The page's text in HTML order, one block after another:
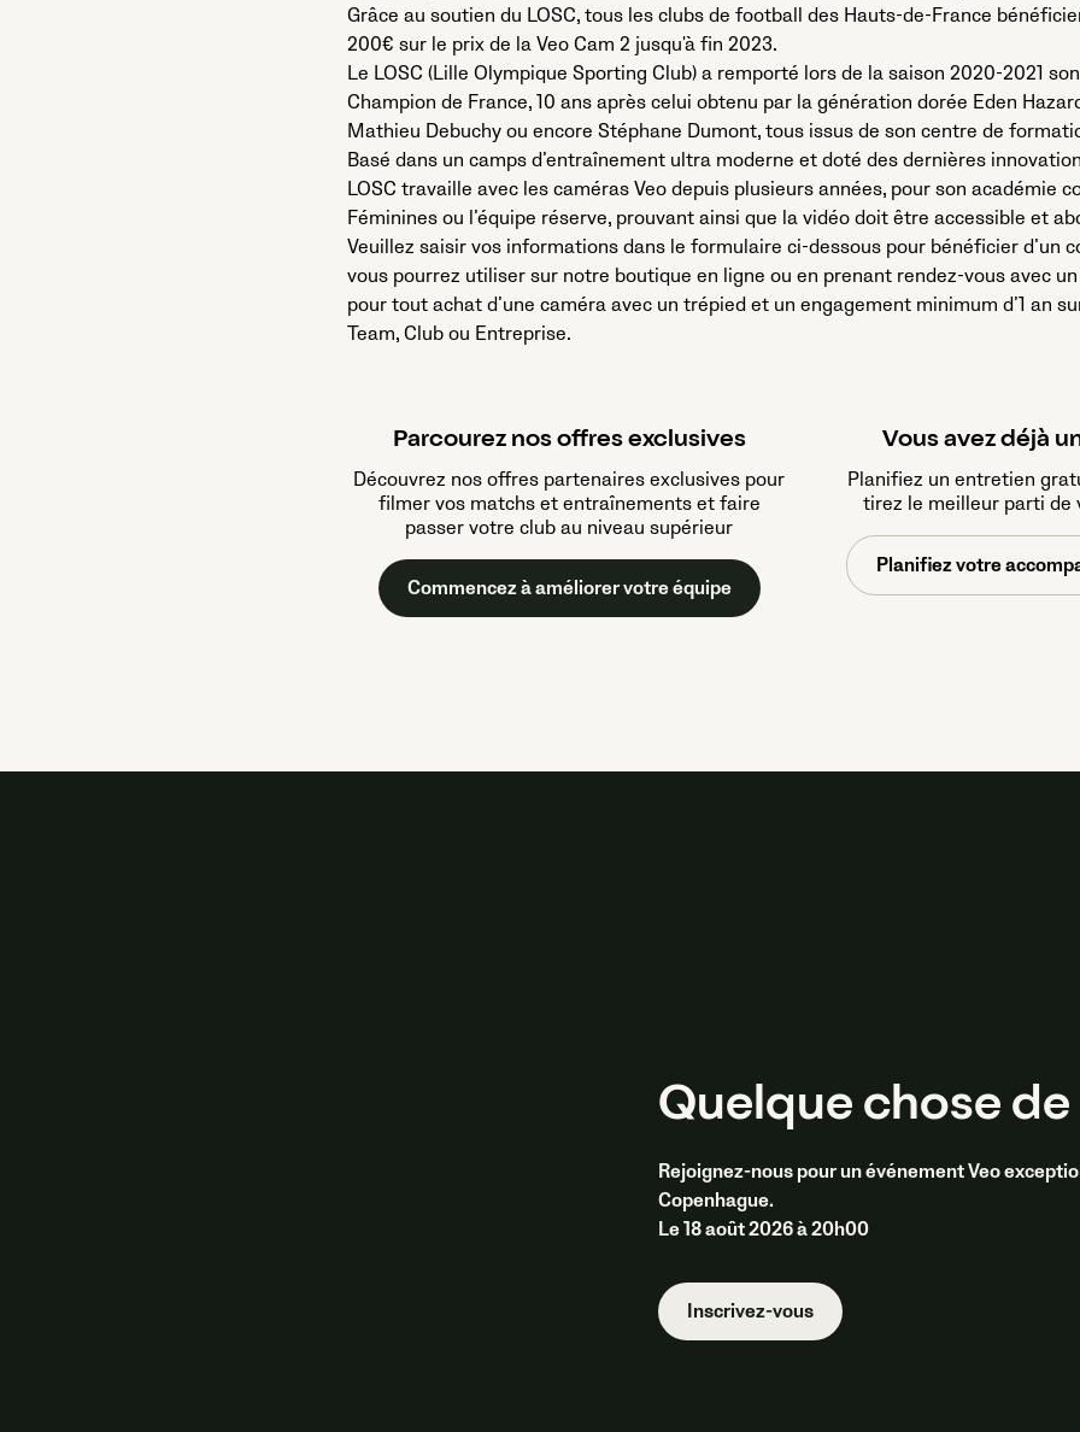
Grâce au soutien du LOSC, tous les clubs de football des Hauts-de-France
200€ sur le prix de la Veo Cam 2 jusqu'à fin 2023.
Le LOSC (Lille Olympique Sporting Club) a remporté lors de la saison 2020-2021
Champion de France, 10 ans après celui obtenu par la génération dorée Eden
Mathieu Debuchy ou encore Stéphane Dumont, tous issus de son centre de
Basé dans un camps d’entraînement ultra moderne et doté des dernières
LOSC travaille avec les caméras Veo depuis plusieurs années, pour son académie
Féminines ou l’équipe réserve, prouvant ainsi que la vidéo doit être accessible et
Veuillez saisir vos informations dans le formulaire ci-dessous pour bénéficier d’un
vous pourrez utiliser sur notre boutique en ligne ou en prenant rendez-vous avec
pour tout achat d’une caméra avec un trépied et un engagement minimum d’1 an
Team, Club ou Entreprise.
Parcourez nos offres exclusives
Découvrez nos offres partenaires exclusives pour
filmer vos matchs et entraînements et faire
passer votre club au niveau supérieur
Commencez à améliorer votre équipe
Vous avez déjà
Planifiez un entretien
tirez le meilleur parti de
Planifiez votre
Quelque chose
Rejoignez-nous pour un événement Veo
Copenhague.
Le 18 août 2026 à 20h00
Inscrivez-vous